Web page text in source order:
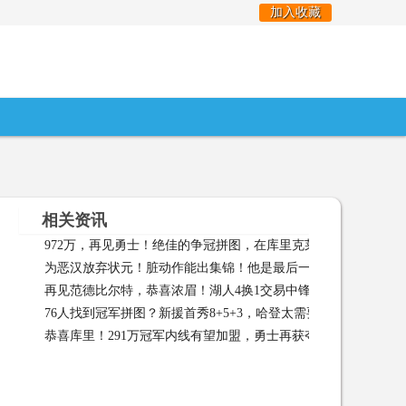
加入收藏
相关资讯
972万，再见勇士！绝佳的争冠拼图，在库里克莱身边你上不了位
11-30
为恶汉放弃状元！脏动作能出集锦！他是最后一块冠军拼图？
再见范德比尔特，恭喜浓眉！湖人4换1交易中锋，迎总冠军最后
拼图 08-18
76人找到冠军拼图？新援首秀8+5+3，哈登太需要这样的大个子
02-15
恭喜库里！291万冠军内线有望加盟，勇士再获夺冠拼图